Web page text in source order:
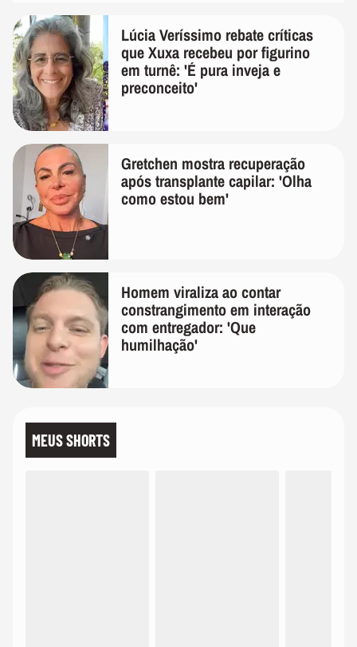
Lúcia Veríssimo rebate críticas
que Xuxa recebeu por figurino
em turnê: 'É pura inveja e
preconceito'
Gretchen mostra recuperação
após transplante capilar: 'Olha
como estou bem'
Homem viraliza ao contar
constrangimento em interação
com entregador: 'Que
humilhação'
MEUS SHORTS